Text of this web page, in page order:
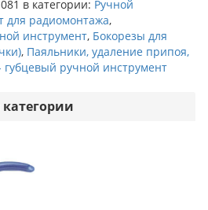
в категории: Ручной
для радиомонтажа,
инструмент, Бокорезы для
, Паяльники, удаление припоя,
ручной инструмент